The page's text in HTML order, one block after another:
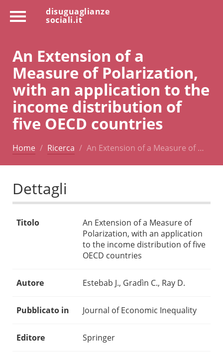
disuguaglianze
sociali.it
An Extension of a
Measure of Polarization,
with an application to the
income distribution of
five OECD countries
Home Ricerca An Extension of a Measure of …
Dettagli
Titolo
An Extension of a Measure of
Polarization, with an application
to the income distribution of five
OECD countries
Autore Estebab J., Gradìn C., Ray D.
Pubblicato in Journal of Economic Inequality
Editore Springer